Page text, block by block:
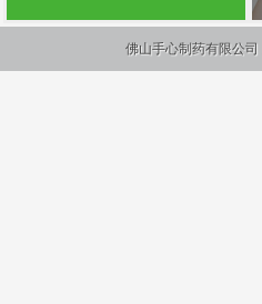
佛山手心制药有限公司